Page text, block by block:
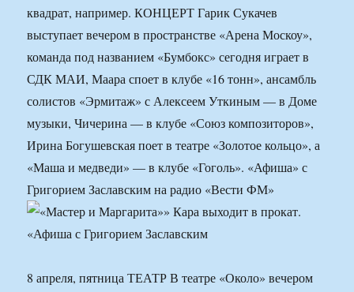
квадрат, например. КОНЦЕРТ Гарик Сукачев
выступает вечером в пространстве «Арена Москоу»,
команда под названием «Бумбокс» сегодня играет в
СДК МАИ, Маара споет в клубе «16 тонн», ансамбль
солистов «Эрмитаж» с Алексеем Уткиным — в Доме
музыки, Чичерина — в клубе «Союз композиторов»,
Ирина Богушевская поет в театре «Золотое кольцо», а
«Маша и медведи» — в клубе «Гоголь». «Афиша» с
Григорием Заславским на радио «Вести ФМ»
8 апреля, пятница ТЕАТР В театре «Около» вечером